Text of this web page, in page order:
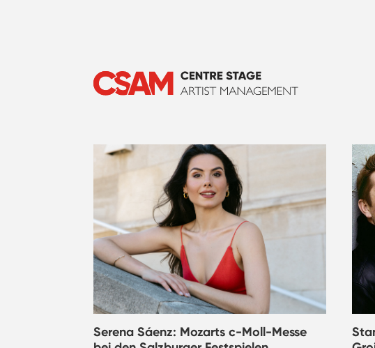
Serena Sáenz: Mozarts c-Moll-Messe